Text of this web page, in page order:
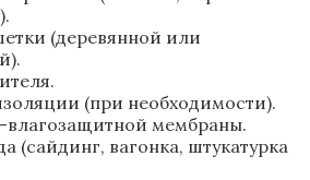
(деревянной или
(при необходимости).
мембраны.
(сайдинг, вагонка, штукатурка